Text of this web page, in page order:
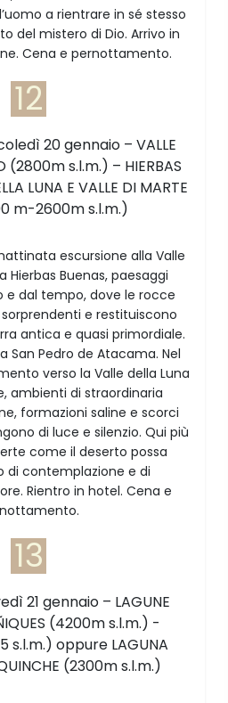
a rientrare in sé stesso
del mistero di Dio. Arrivo in
Cena e pernottamento.
12
20 gennaio – VALLE
(2800m s.l.m.) – HIERBAS
LUNA E VALLE DI MARTE
m-2600m s.l.m.)
escursione alla Valle
Hierbas Buenas, paesaggi
e dal tempo, dove le rocce
e restituiscono
antica e quasi primordiale.
San Pedro de Atacama. Nel
verso la Valle della Luna
ambienti di straordinaria
formazioni saline e scorci
di luce e silenzio. Qui più
come il deserto possa
di contemplazione e di
Rientro in hotel. Cena e
13
21 gennaio – LAGUNE
(4200m s.l.m.) -
s.l.m.) oppure LAGUNA
(2300m s.l.m.)